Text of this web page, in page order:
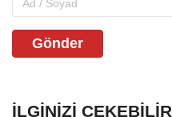
Gönder
İLGINIZI ÇEKEBILIR